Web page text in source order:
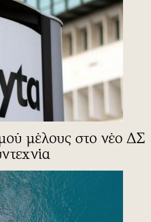
μέλους στο νέο ΔΣ